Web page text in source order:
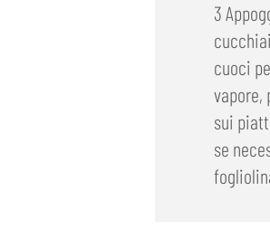
3
cuoci
vapore,
sui
se